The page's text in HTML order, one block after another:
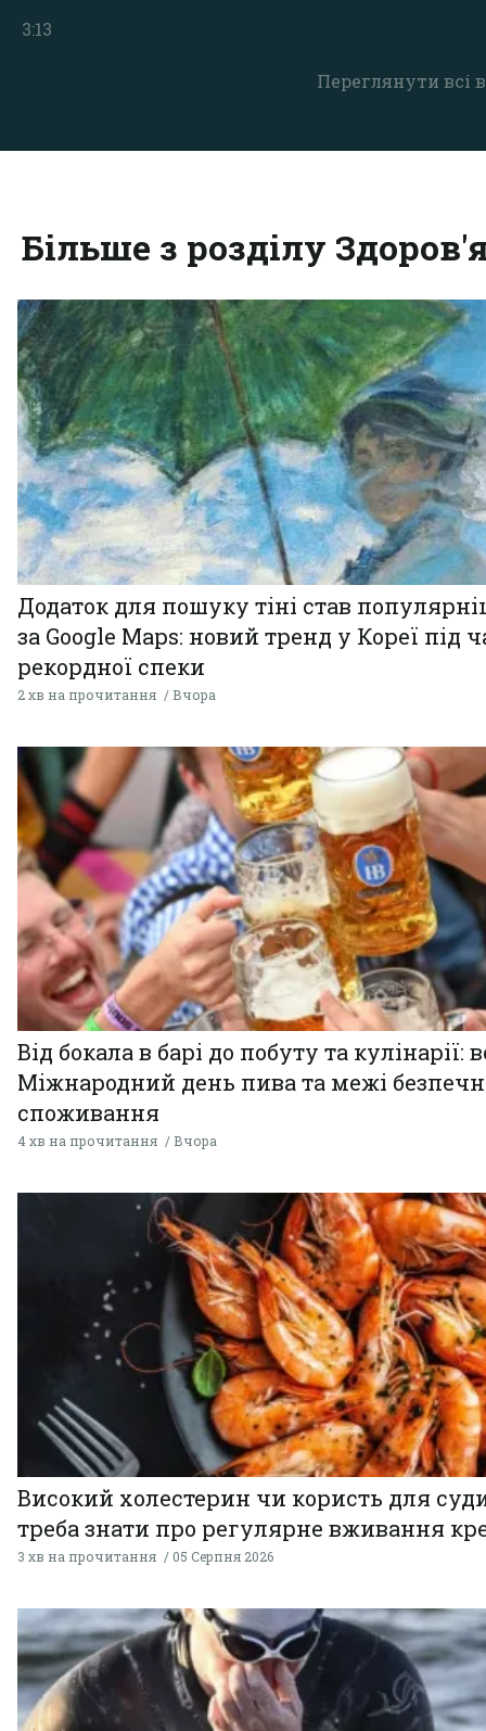
Переглянути всі
3:13
Більше з розділу
Додаток для пошуку тіні став
за Google Maps: новий тренд у Кореї під
рекордної спеки
2 хв на прочитання Вчора
Від бокала в барі до побуту та кулінарії:
Міжнародний день пива та межі
споживання
4 хв на прочитання Вчора
Високий холестерин чи користь для
треба знати про регулярне вживання
3 хв на прочитання 05 Серпня 2026